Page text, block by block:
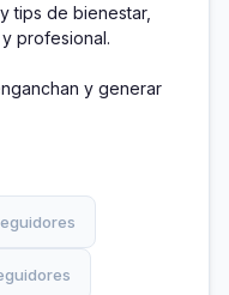
tips de bienestar,
profesional.
y generar